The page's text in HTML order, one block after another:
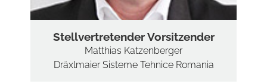
UNSERE
WERDEN SIE
Stellvertretender Vorsitzender
Matthias Katzenberger
Dräxlmaier Sisteme Tehnice Romania